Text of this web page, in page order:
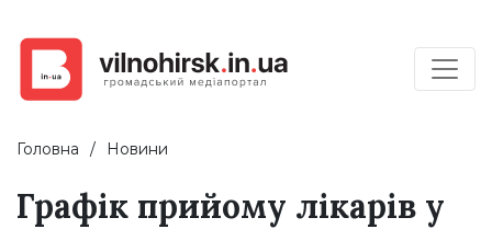
Головна Новини
Графік прийому лікарів у